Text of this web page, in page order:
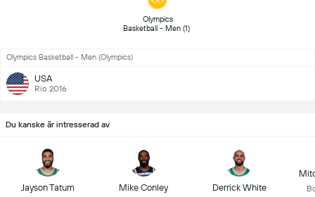
Olympics
Olympics Basketball - Men (Olympics)
USA
Rio 2016
Du kanske är intresserad av
Jayson Tatum Mike Conley Derrick White